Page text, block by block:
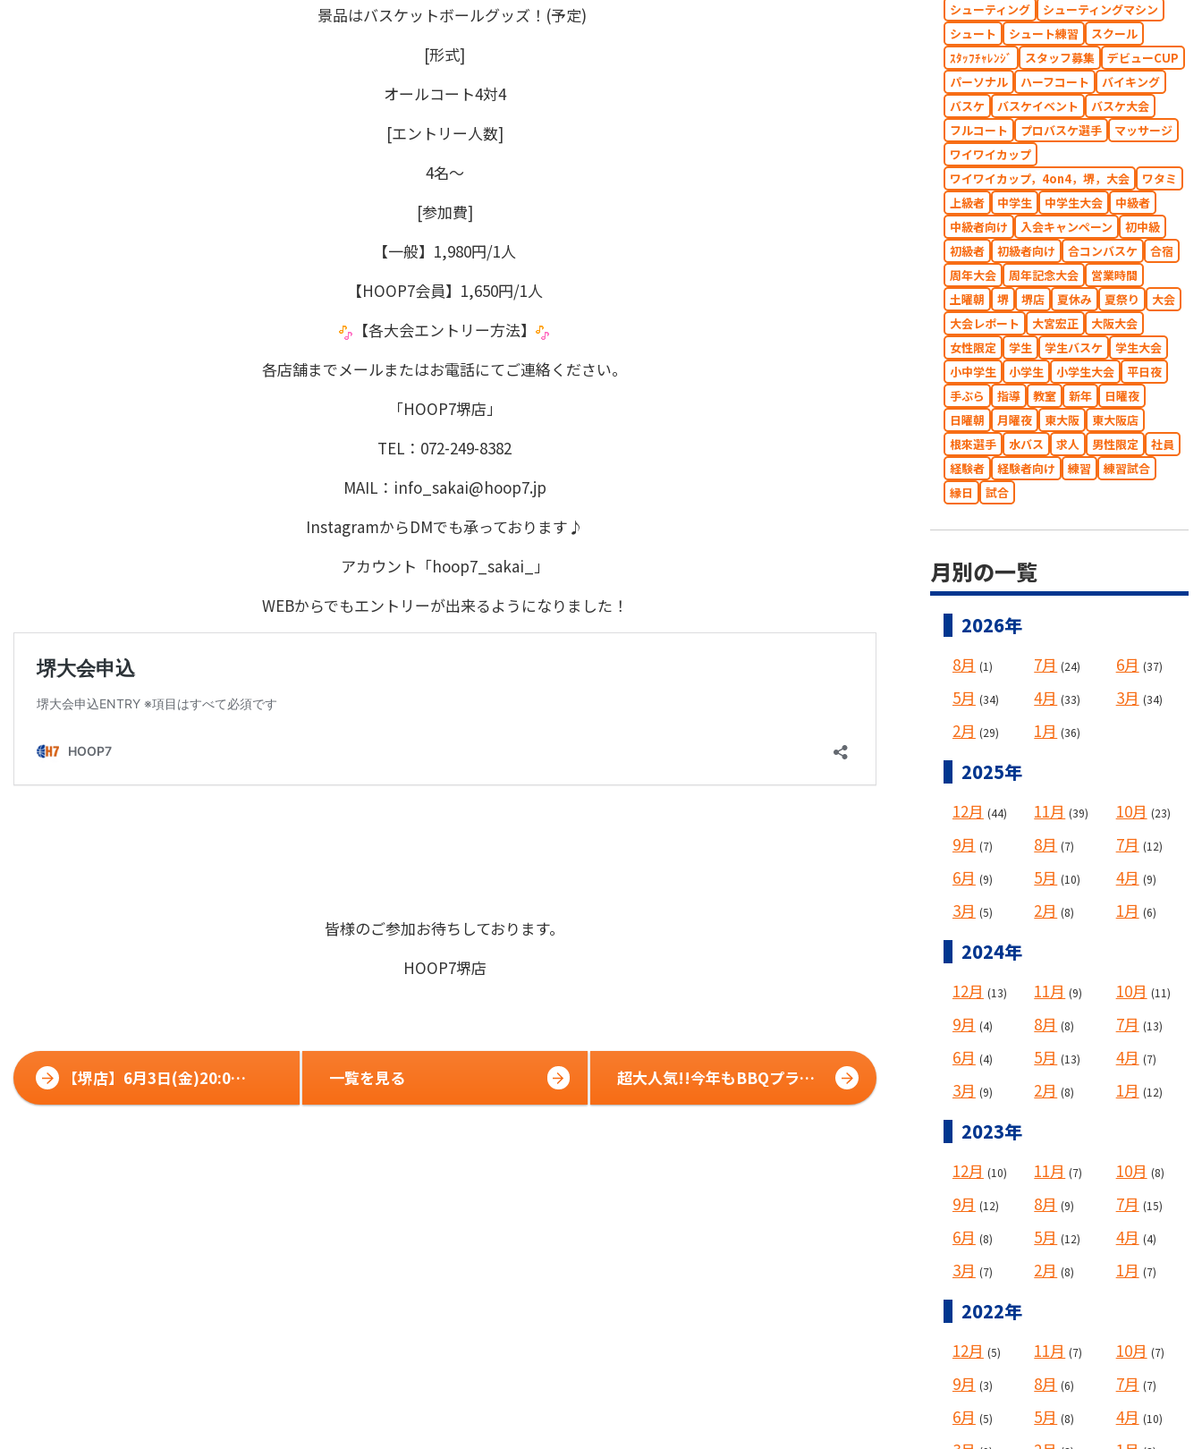
景品はバスケットボールグッズ！(予定)
[形式]
オールコート4対4
[エントリー人数]
4名～
[参加費]
【一般】1,980円/1人
【HOOP7会員】1,650円/1人
【各大会エントリー方法】
各店舗までメールまたはお電話にてご連絡ください。
「HOOP7堺店」
TEL：072-249-8382
MAIL：info_sakai@hoop7.jp
InstagramからDMでも承っております♪
アカウント「hoop7_sakai_」
WEBからでもエントリーが出来るようになりました！
皆様のご参加お待ちしております。
HOOP7堺店
【堺店】6月3日(金)20:00~
催します！
一覧を見る
超大人気!!今年もBBQプラン
シューティング
シューティングマシン
シュート
シュート練習
スクール
ｽﾀｯﾌﾁｬﾚﾝｼﾞ
スタッフ募集
デビューCUP
パーソナル
ハーフコート
バイキング
バスケ
バスケイベント
バスケ大会
フルコート
プロバスケ選手
マッサージ
ワイワイカップ
ワイワイカップ，4on4，堺，大会
ワタミ
上級者
中学生 中学生大会
中級者
中級者向け
入会キャンペーン
初中級
初級者
初級者向け 合コンバスケ
合宿
周年大会
周年記念大会
営業時間
土曜朝
堺 堺店 夏休み 夏祭り
大会
大会レポート
大宮宏正
大阪大会
女性限定
学生 学生バスケ
学生大会
小中学生
小学生 小学生大会
平日夜
手ぶら
指導 教室 新年
日曜夜
日曜朝
月曜夜 東大阪
東大阪店
根來選手
水バス 求人 男性限定
社員
経験者
経験者向け 練習
練習試合
縁日
試合
月別の一覧
2026年
8月 (1) 7月 (24) 6月 (37)
5月 (34) 4月 (33) 3月 (34)
2月 (29) 1月 (36)
2025年
12月 (44) 11月 (39) 10月 (23)
9月 (7) 8月 (7) 7月 (12)
6月 (9) 5月 (10) 4月 (9)
3月 (5) 2月 (8) 1月 (6)
2024年
12月 (13) 11月 (9) 10月 (11)
9月 (4) 8月 (8) 7月 (13)
6月 (4) 5月 (13) 4月 (7)
3月 (9) 2月 (8) 1月 (12)
2023年
12月 (10) 11月 (7) 10月 (8)
9月 (12) 8月 (9) 7月 (15)
6月 (8) 5月 (12) 4月 (4)
3月 (7) 2月 (8) 1月 (7)
2022年
12月 (5) 11月 (7) 10月 (7)
9月 (3) 8月 (6) 7月 (7)
6月 (5) 5月 (8) 4月 (10)